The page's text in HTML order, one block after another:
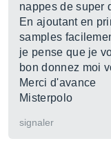
nappes de super
En ajoutant en
samples
je pense que je
bon donnez moi
Merci d'avance
Misterpolo
signaler